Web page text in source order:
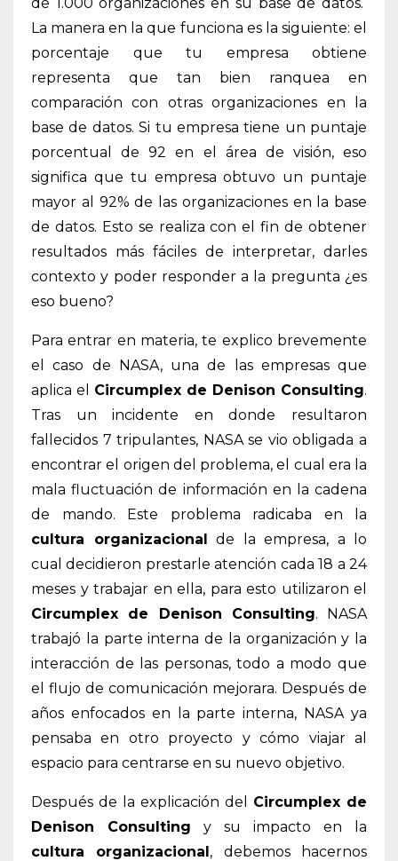
La manera en la que funciona es la siguiente: el
porcentaje que tu empresa obtiene
representa que tan bien ranquea en
comparación con otras organizaciones en la
base de datos. Si tu empresa tiene un puntaje
porcentual de 92 en el área de visión, eso
significa que tu empresa obtuvo un puntaje
mayor al 92% de las organizaciones en la base
de datos. Esto se realiza con el fin de obtener
resultados más fáciles de interpretar, darles
contexto y poder responder a la pregunta ¿es
eso bueno?
Para entrar en materia, te explico brevemente
el caso de NASA, una de las empresas que
aplica el Circumplex de Denison Consulting.
Tras un incidente en donde resultaron
fallecidos 7 tripulantes, NASA se vio obligada a
encontrar el origen del problema, el cual era la
mala fluctuación de información en la cadena
de mando. Este problema radicaba en la
cultura organizacional de la empresa, a lo
cual decidieron prestarle atención cada 18 a 24
meses y trabajar en ella, para esto utilizaron el
Circumplex de Denison Consulting. NASA
trabajó la parte interna de la organización y la
interacción de las personas, todo a modo que
el flujo de comunicación mejorara. Después de
años enfocados en la parte interna, NASA ya
pensaba en otro proyecto y cómo viajar al
espacio para centrarse en su nuevo objetivo.
Después de la explicación del Circumplex de
Denison Consulting y su impacto en la
cultura organizacional, debemos hacernos